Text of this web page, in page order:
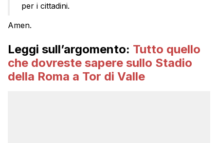
per i cittadini.
Amen.
Leggi sull’argomento: Tutto quello
che dovreste sapere sullo Stadio
della Roma a Tor di Valle